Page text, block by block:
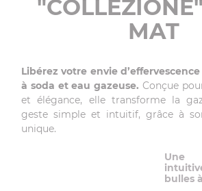
MAT
Libérez votre envie
à soda et eau gazeuse. Conçue
et élégance, elle transforme la
geste simple et intuitif, grâce à
unique.
Une
bulles